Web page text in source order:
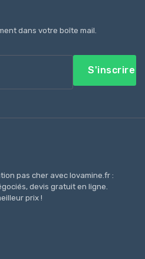
dans votre boîte mail.
S'inscrire
pas cher avec lovamine.fr :
devis gratuit en ligne.
prix !